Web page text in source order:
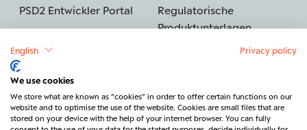
PSD2 Entwickler Portal
Regulatorische
Produktunterlagen
Datenschutz Sicherheit Barrierefreiheit
English Privacy policy
We use cookies
We store what are known as “cookies” in order to offer certain functions on our
website and to optimise the use of the website. Cookies are small files that are
stored on your device with the help of your internet browser. You can fully